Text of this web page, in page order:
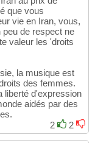
que vous
vie en Iran, vous,
de respect ne
valeur les 'droits
la musique est
des femmes.
liberté d'expression
aidés par des
2
2